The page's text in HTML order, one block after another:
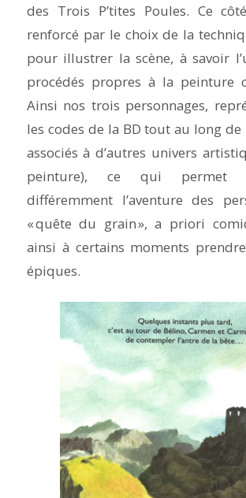
des Trois P’tites Poules. Ce
renforcé par le choix de la
pour illustrer la scène, à savoir
procédés propres à la peinture
Ainsi nos trois personnages,
les codes de la BD tout au long de
associés à d’autres univers
peinture), ce qui permet
différemment l’aventure des
« quête du grain », a priori
ainsi à certains moments
épiques.